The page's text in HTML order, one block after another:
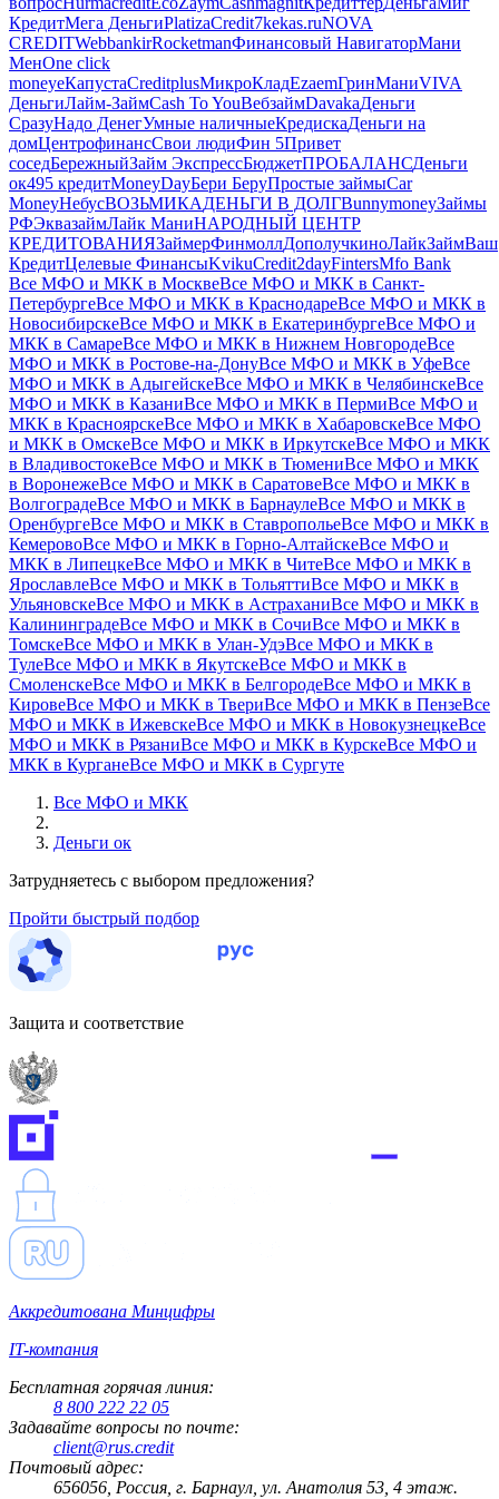
КредитМега ДеньгиPlatizaCredit7kekas.ruNOVA
CREDITWebbankirRocketmanФинансовый НавигаторМани
МенOne click
moneyеКапустаCreditplusМикроКладEzaemГринМаниVIVA
ДеньгиЛайм‑ЗаймCash To YouВебзаймDavakaДеньги
СразуНадо ДенегУмные наличныеКредискаДеньги на
домЦентрофинансСвои людиФин 5Привет
соседБережныйЗайм ЭкспрессБюджетПРОБАЛАНСДеньги
ок495 кредитMoneyDayБери БеруПростые займыCar
MoneyНебусВОЗЬМИКАДЕНЬГИ В ДОЛГBunnymoneyЗаймы
РФЭквазаймЛайк МаниНАРОДНЫЙ ЦЕНТР
КРЕДИТОВАНИЯЗаймерФинмоллДополучкиноЛайкЗаймВаш
КредитЦелевые ФинансыKvikuCredit2dayFintersMfo Bank
Все МФО и МКК в МосквеВсе МФО и МКК в Санкт-
ПетербургеВсе МФО и МКК в КраснодареВсе МФО и МКК в
НовосибирскеВсе МФО и МКК в ЕкатеринбургеВсе МФО и
МКК в СамареВсе МФО и МКК в Нижнем НовгородеВсе
МФО и МКК в Ростове-на-ДонуВсе МФО и МКК в УфеВсе
МФО и МКК в АдыгейскеВсе МФО и МКК в ЧелябинскеВсе
МФО и МКК в КазаниВсе МФО и МКК в ПермиВсе МФО и
МКК в КрасноярскеВсе МФО и МКК в ХабаровскеВсе МФО
и МКК в ОмскеВсе МФО и МКК в ИркутскеВсе МФО и МКК
в ВладивостокеВсе МФО и МКК в ТюмениВсе МФО и МКК
в ВоронежеВсе МФО и МКК в СаратовеВсе МФО и МКК в
ВолгоградеВсе МФО и МКК в БарнаулеВсе МФО и МКК в
ОренбургеВсе МФО и МКК в СтавропольеВсе МФО и МКК в
КемеровоВсе МФО и МКК в Горно-АлтайскеВсе МФО и
МКК в ЛипецкеВсе МФО и МКК в ЧитеВсе МФО и МКК в
ЯрославлеВсе МФО и МКК в ТольяттиВсе МФО и МКК в
УльяновскеВсе МФО и МКК в АстраханиВсе МФО и МКК в
КалининградеВсе МФО и МКК в СочиВсе МФО и МКК в
ТомскеВсе МФО и МКК в Улан-УдэВсе МФО и МКК в
ТулеВсе МФО и МКК в ЯкутскеВсе МФО и МКК в
СмоленскеВсе МФО и МКК в БелгородеВсе МФО и МКК в
КировеВсе МФО и МКК в ТвериВсе МФО и МКК в ПензеВсе
МФО и МКК в ИжевскеВсе МФО и МКК в НовокузнецкеВсе
МФО и МКК в РязаниВсе МФО и МКК в КурскеВсе МФО и
МКК в КурганеВсе МФО и МКК в Сургуте
Все МФО и МКК
Деньги ок
Затрудняетесь с выбором предложения?
Пройти быстрый подбор
Защита и соответствие
Аккредитована Минцифры
IT-компания
Бесплатная горячая линия:
8 800 222 22 05
Задавайте вопросы по почте:
client@rus.credit
Почтовый адрес:
656056, Россия, г. Барнаул, ул. Анатолия 53, 4 этаж.